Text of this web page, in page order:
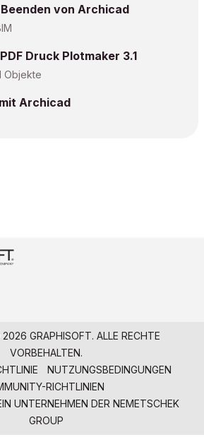
von Archicad
Druck Plotmaker 3.1
Objekte
Archicad
GRAPHISOFT. ALLE RECHTE
VORBEHALTEN.
NUTZUNGSBEDINGUNGEN
RICHTLINIEN
UNTERNEHMEN DER NEMETSCHEK
GROUP